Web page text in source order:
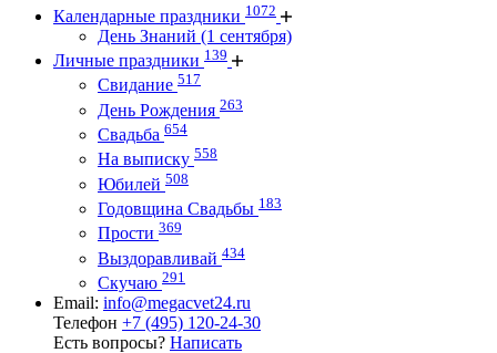
Календарные праздники 1072
День Знаний (1 сентября)
Личные праздники 139
Свидание 517
День Рождения 263
Свадьба 654
На выписку 558
Юбилей 508
Годовщина Свадьбы 183
Прости 369
Выздоравливай 434
Скучаю 291
Email: info@megacvet24.ru
Телефон +7 (495) 120-24-30
Есть вопросы? Написать